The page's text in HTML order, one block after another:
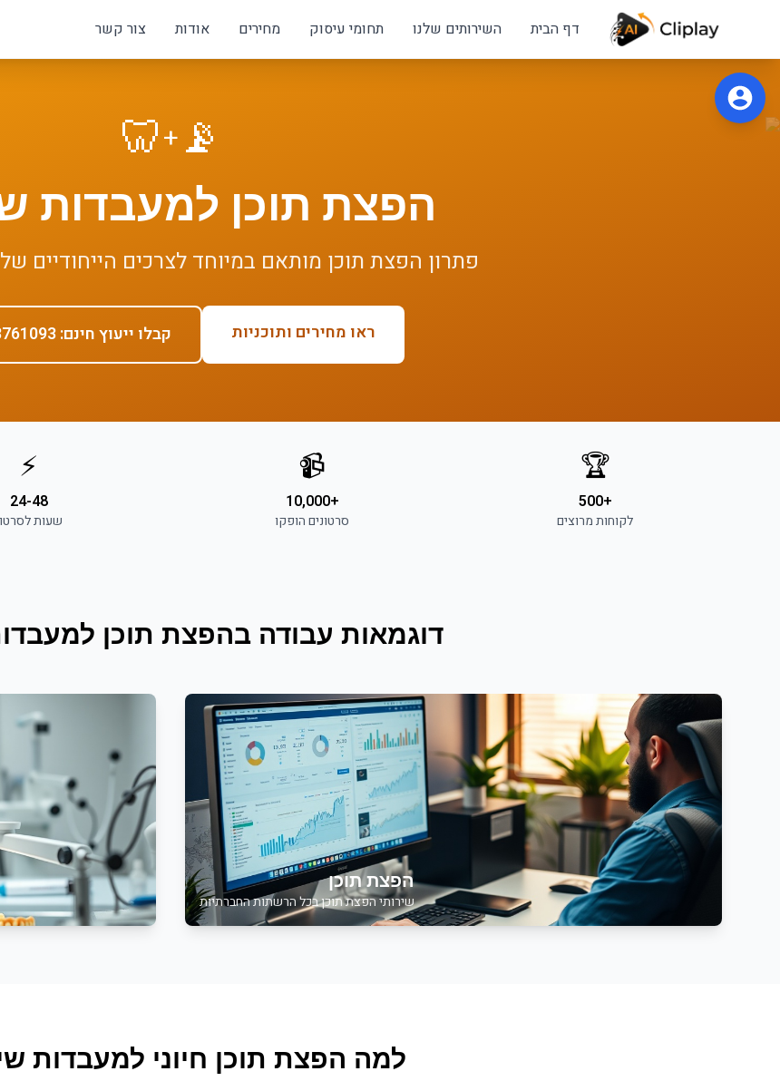
דף הבית
השירותים שלנו תחומי עיסוק מחירים אודות צור קשר
📡
+
🦷
הפצת תוכן למעבדות
פתרון הפצת תוכן מותאם במיוחד לצרכים הייחודיים של
ראו מחירים ותוכניות קבלו ייעוץ חינם: 03-3761093
🏆
+500
לקוחות מרוצים
📹
+10,000
סרטונים הופקו
⚡
24-48
שעות
דוגמאות עבודה בהפצת תוכן ל
הפצת תוכן
שירותיהפצת תוכן בכל הרשתות החברתיות
למה הפצת תוכן חיוני למעבדות